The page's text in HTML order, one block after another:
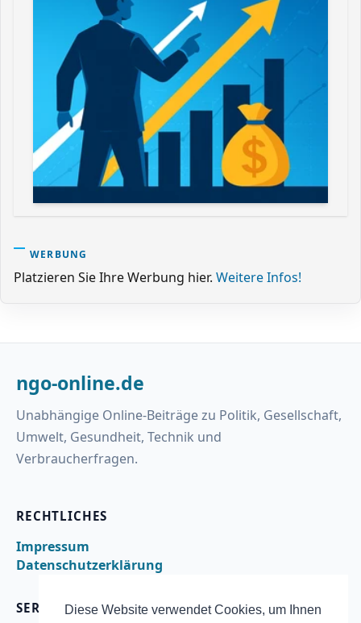
Diese Website verwendet Cookies, um Ihnen
WERBUNG
Platzieren Sie Ihre Werbung hier. Weitere Infos!
ngo-online.de
Unabhängige Online-Beiträge zu Politik, Gesellschaft,
Umwelt, Gesundheit, Technik und
Verbraucherfragen.
RECHTLICHES
Impressum
Datenschutzerklärung
SERVICE